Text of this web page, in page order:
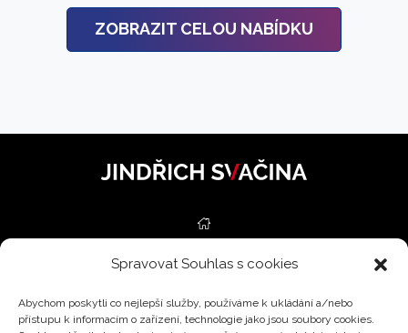
Spravovat Souhlas s cookies
Abychom poskytli co nejlepší služby, používáme k ukládání a/nebo
přístupu k informacím o zařízení, technologie jako jsou soubory cookies.
ZOBRAZIT CELOU NABÍDKU
NEMOVITOSTI
SLUŽBY